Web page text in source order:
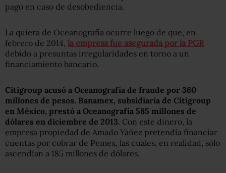
pago en caso de desobediencia.
La quiera de Oceanografía ocurre luego de que, en
febrero de 2014, la empresa fue asegurada por la PGR
debido a presuntas irregularidades en torno a un
financiamiento bancario.
Citigroup acusó a Oceanografía de fraude por 360
millones de pesos. Banamex, subsidiaria de Citigroup
en México, prestó a Oceanografía 585 millones de
dólares en diciembre de 2013. Con este dinero, la
empresa propiedad de Amado Yáñez pretendía financiar
cuentas por cobrar de Pemex, las cuales, en realidad, sólo
ascendían a 185 millones de dólares.